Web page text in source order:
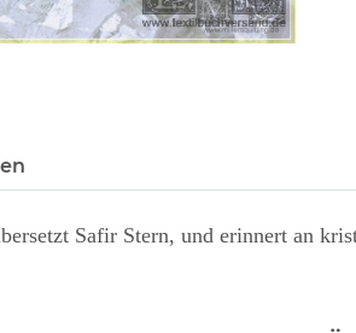
Safir Stern, und erinnert an